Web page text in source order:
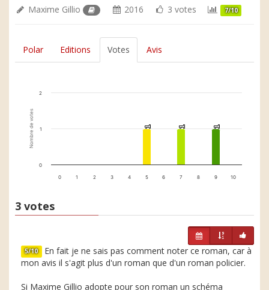
Maxime Gillio 2016 3 votes 7/10
Polar Editions Votes Avis
Nombre de votes 1
1 1
1 1
1
0 1 2 3 4 5 6 7 8 9 10
0
1
2
3 votes
5/10 En fait je ne sais pas comment noter ce roman, car à
mon avis il s'agit plus d'un roman que d'un roman policier.
Si Maxime Gillio adopte pour son roman un schéma